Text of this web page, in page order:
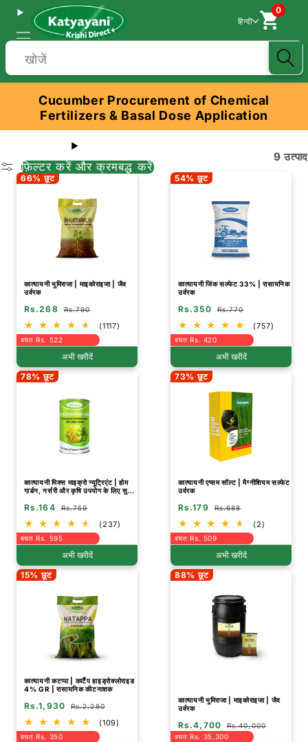
हिन्दी
0
खोजें
Cucumber Procurement of Chemical
Fertilizers & Basal Dose Application
फ़िल्टर करें और क्रमबद्ध करें
9 उत्पाद
66% छूट
कात्यायनी भूमिराजा | माइकोराइजा | जैव
उर्वरक
Rs.268 Rs.790
(1117)
बचत Rs. 522
अभी खरीदें
54% छूट
कात्यायनी जिंक सल्फेट 33% | रासायनिक
उर्वरक
Rs.350 Rs.770
(757)
बचत Rs. 420
अभी खरीदें
78% छूट
कात्यायनी मिक्स माइक्रो न्यूट्रिएंट | होम
गार्डन, नर्सरी और कृषि उपयोग के लिए सुपर
Rs.164 Rs.759
(237)
बचत Rs. 595
अभी खरीदें
73% छूट
कात्यायनी एप्सम सॉल्ट | मैग्नीशियम सल्फेट
उर्वरक
Rs.179 Rs.688
(2)
बचत Rs. 509
अभी खरीदें
15% छूट
कात्यायनी कटप्पा | कार्टैप हाइड्रोक्लोराइड
4% GR | रासायनिक कीटनाशक
Rs.1,930 Rs.2,280
(109)
बचत Rs. 350
88% छूट
कात्यायनी भूमिराजा | माइकोराइजा | जैव
उर्वरक
Rs.4,700
Rs.40,000
बचत Rs. 35,300